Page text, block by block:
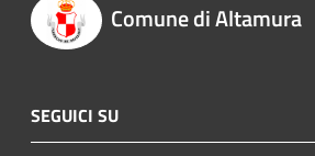
Comune di Altamura
SEGUICI SU